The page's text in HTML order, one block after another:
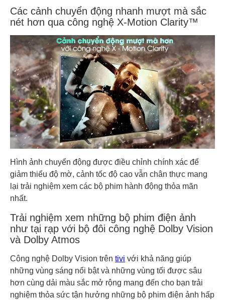
Các cảnh chuyển động nhanh mượt mà sắc
nét hơn qua công nghệ X-Motion Clarity™
Hình ảnh chuyển động được điều chỉnh chính xác để
giảm thiểu độ mờ, cảnh tốc độ cao vẫn chân thực mang
lại trải nghiệm xem các bộ phim hành động thỏa mãn
nhất.
Trải nghiệm xem những bộ phim điện ảnh
như tại rạp với bộ đôi công nghệ Dolby Vision
và Dolby Atmos
Công nghệ Dolby Vision trên tivi với khả năng giúp
những vùng sáng nổi bật và những vùng tối được sâu
hơn cùng dải màu sắc mở rộng mang đến cho bạn trải
nghiệm thỏa sức tận hưởng những bộ phim điện ảnh hấp